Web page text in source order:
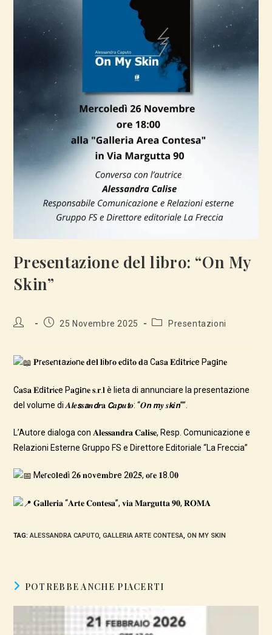
Presentazione del libro: “On My
Skin”
Autore
Articolo25 Novembre 2025
Categoria
Presentazioni
𝐏r𝐞s𝐞n𝐭a𝐳i𝐨n𝐞 𝐝e𝐥 𝐥i𝐛r𝐨 𝐞d𝐢t𝐨 𝐝a C𝐚s𝐚 𝐄d𝐢t𝐫i𝐜e P𝐚g𝐢n𝐞
C𝐚s𝐚 𝐄d𝐢t𝐫i𝐜e P𝐚g𝐢n𝐞 𝐬.𝐫.𝐥 è lieta di annunciare la presentazione
del volume di 𝑨𝙡𝒆𝙨𝒔𝙖𝒏𝙙𝒓𝐚 𝘾𝒂𝙥𝒖𝙩𝒐: “𝑶𝙣 𝙢𝒚 𝒔𝙠𝒊𝙣””.
L’Autore dialoga con 𝐀𝐥𝐞𝐬𝐬𝐚𝐧𝐝𝐫𝐚 𝐂𝐚𝐥𝐢𝐬𝐞, Resp. Comunicazione e
Relazioni Esterne Gruppo FS e Direttore Editoriale “La Freccia”
M𝐞r𝐜o𝐥e𝐝ì 2𝟔 𝐧o𝐯e𝐦b𝐫e 2𝟎2𝟓, 𝐨r𝐞 𝟏8.0𝟎
𝐆𝐚𝐥𝐥𝐞𝐫𝐢𝐚 “𝐀𝐫𝐭𝐞 𝐂𝐨𝐧𝐭𝐞𝐬𝐚”, 𝐯𝐢𝐚 𝐌𝐚𝐫𝐠𝐮𝐭𝐭𝐚 𝟗𝟎, 𝐑𝐎𝐌𝐀
TAG:ALESSANDRA CAPUTO, GALLERIA ARTE CONTESA, ON MY SKIN
POTREBBE ANCHE PIACERTI